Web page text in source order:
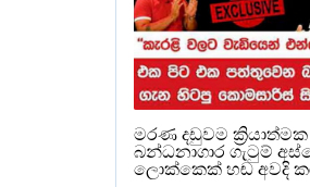
මරණ දඩුවම
බන්ධනාගාර ගැටුම්
ලොක්කෙක් හඬ අවදි